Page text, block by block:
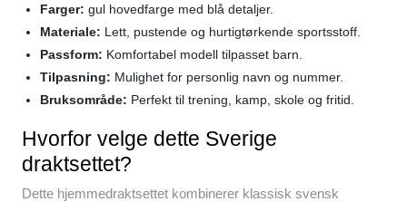
Farger: gul hovedfarge med blå detaljer.
Materiale: Lett, pustende og hurtigtørkende sportsstoff.
Passform: Komfortabel modell tilpasset barn.
Tilpasning: Mulighet for personlig navn og nummer.
Bruksområde: Perfekt til trening, kamp, skole og fritid.
Hvorfor velge dette Sverige
draktsettet?
Dette hjemmedraktsettet kombinerer klassisk svensk